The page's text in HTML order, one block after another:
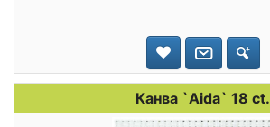
Канва `Aida` 18 ct.